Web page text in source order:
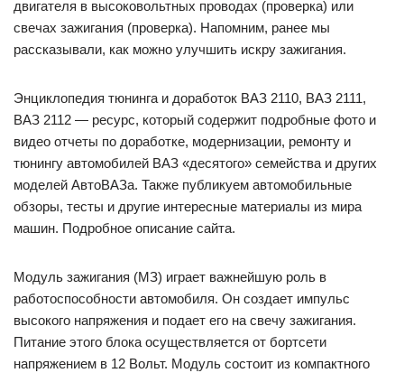
двигателя в высоковольтных проводах (проверка) или
свечах зажигания (проверка). Напомним, ранее мы
рассказывали, как можно улучшить искру зажигания.
Энциклопедия тюнинга и доработок ВАЗ 2110, ВАЗ 2111,
ВАЗ 2112 — ресурс, который содержит подробные фото и
видео отчеты по доработке, модернизации, ремонту и
тюнингу автомобилей ВАЗ «десятого» семейства и других
моделей АвтоВАЗа. Также публикуем автомобильные
обзоры, тесты и другие интересные материалы из мира
машин. Подробное описание сайта.
Модуль зажигания (МЗ) играет важнейшую роль в
работоспособности автомобиля. Он создает импульс
высокого напряжения и подает его на свечу зажигания.
Питание этого блока осуществляется от бортсети
напряжением в 12 Вольт. Модуль состоит из компактного